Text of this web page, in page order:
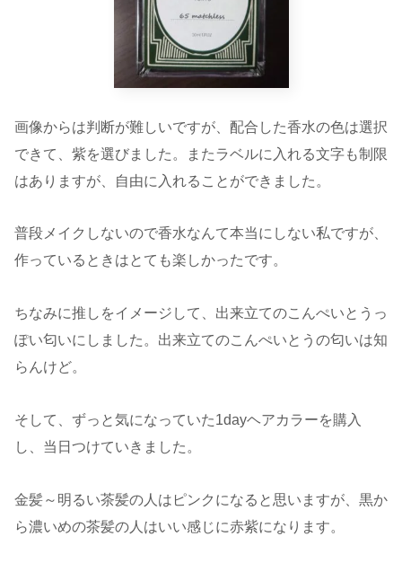
画像からは判断が難しいですが、配合した香水の色は選択
できて、紫を選びました。またラベルに入れる文字も制限
はありますが、自由に入れることができました。
普段メイクしないので香水なんて本当にしない私ですが、
作っているときはとても楽しかったです。
ちなみに推しをイメージして、出来立てのこんぺいとうっ
ぽい匂いにしました。出来立てのこんぺいとうの匂いは知
らんけど。
そして、ずっと気になっていた1dayヘアカラーを購入
し、当日つけていきました。
金髪～明るい茶髪の人はピンクになると思いますが、黒か
ら濃いめの茶髪の人はいい感じに赤紫になります。